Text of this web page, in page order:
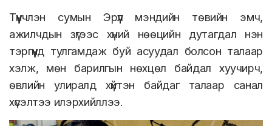
Түүнчлэн сумын Эрүүл мэндийн төвийн эмч,
ажилчдын зүгээс хүний нөөцийн дутагдал нэн
тэргүүнд тулгамдаж буй асуудал болсон талаар
хэлж, мөн барилгын нөхцөл байдал хуучирч,
өвлийн улиралд хүйтэн байдаг талаар санал
хүсэлтээ илэрхийллээ.